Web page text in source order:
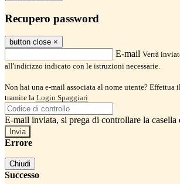
Recupero password
button close ×
E-mail Verrà
all'indirizzo indicato con le istruzioni necessarie.
Non hai una e-mail associata al nome utente? Effettua
tramite la Login Spaggiari
E-mail inviata, si prega di controllare la casella
Errore
Chiudi
Successo